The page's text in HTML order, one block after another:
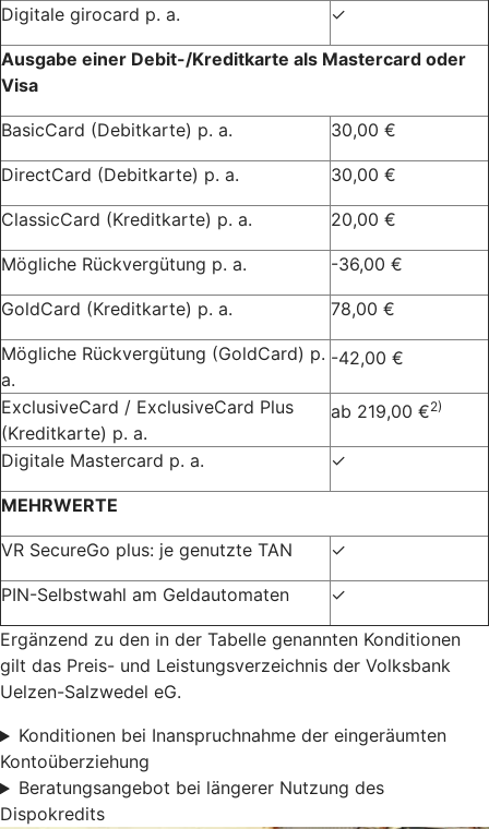
Digitale girocard p. a. ✓
Ausgabe einer Debit-/Kreditkarte als Mastercard oder
Visa
BasicCard (Debitkarte) p. a. 30,00 €
DirectCard (Debitkarte) p. a. 30,00 €
ClassicCard (Kreditkarte) p. a. 20,00 €
Mögliche Rückvergütung p. a. -36,00 €
GoldCard (Kreditkarte) p. a. 78,00 €
Mögliche Rückvergütung (GoldCard) p.
a.
-42,00 €
ExclusiveCard / ExclusiveCard Plus
(Kreditkarte) p. a.
ab 219,00 €2)
Digitale Mastercard p. a. ✓
MEHRWERTE
VR SecureGo plus: je genutzte TAN ✓
PIN-Selbstwahl am Geldautomaten ✓
Ergänzend zu den in der Tabelle genannten Konditionen
gilt das Preis- und Leistungsverzeichnis der Volksbank
Uelzen-Salzwedel eG.
Konditionen bei Inanspruchnahme der eingeräumten
Kontoüberziehung
Beratungsangebot bei längerer Nutzung des
Dispokredits